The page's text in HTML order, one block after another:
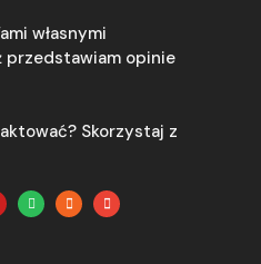
własnymi
przedstawiam opinie
Skorzystaj z